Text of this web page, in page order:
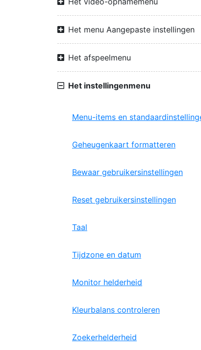
Het menu Aangepaste instellingen
Het afspeelmenu
Het instellingenmenu
Menu-items en
Geheugenkaart formatteren
Bewaar gebruikersinstellingen
Reset gebruikersinstellingen
Taal
Tijdzone en datum
Monitor helderheid
Kleurbalans controleren
Zoekerhelderheid